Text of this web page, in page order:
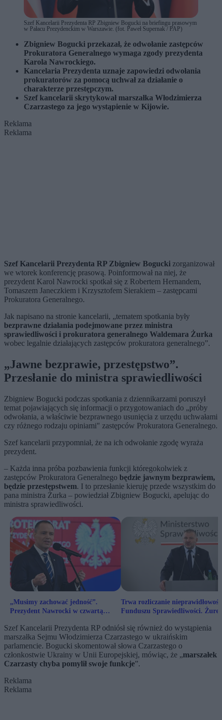
Szef Kancelarii Prezydenta RP Zbigniew Bogucki na briefingu prasowym
w Pałacu Prezydenckim w Warszawie. (fot. Paweł Supernak / PAP)
Zbigniew Bogucki przekazał, że odwołanie zastępców
Prokuratora Generalnego wymaga zgody prezydenta
Karola Nawrockiego.
Kancelaria Prezydenta uznaje zapowiedzi odwołania
prokuratorów za pomocą uchwał za działanie o
charakterze przestępczym.
Szef kancelarii skrytykował marszałka Włodzimierza
Czarzastego za jego wystąpienie w Kijowie.
Reklama
Reklama
Szef Kancelarii Prezydenta RP Zbigniew Bogucki zorganizował
we wtorek konferencję prasową. Poinformował na niej, że
prezydent Karol Nawrocki spotkał się z Robertem Hernandem,
Tomaszem Janeczkiem i Krzysztofem Sierakiem – zastępcami
Prokuratora Generalnego.
Jak napisano na stronie kancelarii, „tematem spotkania były
bezprawne działania podejmowane przez ministra
sprawiedliwości i prokuratora generalnego Waldemara Żurka
wobec legalnie działających zastępców prokuratora generalnego”.
„Jawne bezprawie, przestępstwo”.
Przesłanie do ministra sprawiedliwości
Zbigniew Bogucki podczas spotkania z dziennikarzami poruszył
temat pojawiających się informacji o przygotowaniach do „próby
odwołania, a właściwie bezprawnego usunięcia z urzędu uchwałami
czy różnego rodzaju opiniami" zastępców Prokuratora Generalnego.
Szef kancelarii przypomniał, że na ich odwołanie zgodę wyraża
prezydent.
– Każda inna próba pozbawienia funkcji któregokolwiek z
zastępców Prokuratora Generalnego będzie jawnym bezprawiem,
będzie przestępstwem. I to przesłanie kieruję przede wszystkim do
pana ministra Żurka – powiedział Zbigniew Bogucki, apelując do
ministra sprawiedliwości.
„Musimy zachować jedność”.
Prezydent Nawrocki w czwartą
Trwa rozliczanie
Funduszu Sprawiedliwości.
Szef Kancelarii Prezydenta RP odniósł się również do wystąpienia
marszałka Sejmu Włodzimierza Czarzastego w ukraińskim
parlamencie. Bogucki skomentował słowa Czarzastego o
członkostwie Ukrainy w Unii Europejskiej, mówiąc, że „marszałek
Czarzasty chyba pomylił swoje funkcje”.
Reklama
Reklama